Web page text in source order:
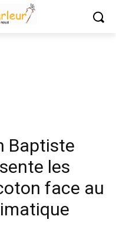
Siontiamman présente
Baptiste
les
face au